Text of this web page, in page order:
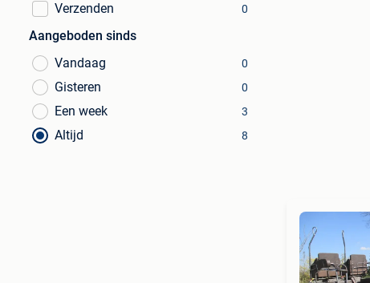
Verzenden 0
Aangeboden sinds
Vandaag
0
Gisteren 0
Een week 3
Altijd 8